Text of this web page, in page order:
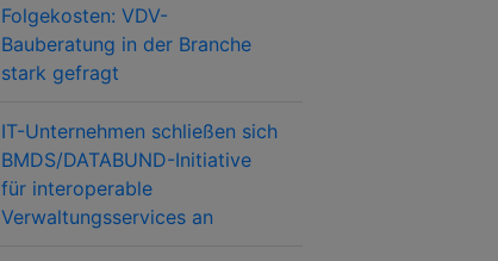
Folgekosten: VDV-
Bauberatung in der Branche
stark gefragt
IT-Unternehmen schließen sich
BMDS/DATABUND-Initiative
für interoperable
Verwaltungsservices an